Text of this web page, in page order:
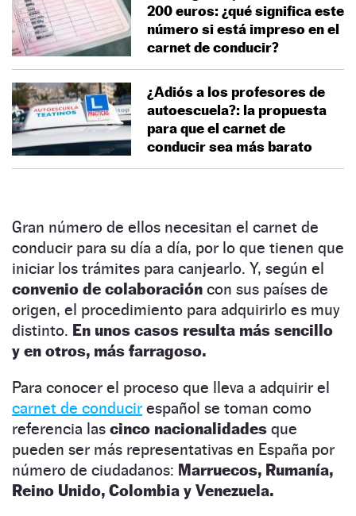
200 euros: ¿qué significa este
número si está impreso en el
carnet de conducir?
¿Adiós a los profesores de
autoescuela?: la propuesta
para que el carnet de
conducir sea más barato
Gran número de ellos necesitan el carnet de
conducir para su día a día, por lo que tienen que
iniciar los trámites para canjearlo. Y, según el
convenio de colaboración con sus países de
origen, el procedimiento para adquirirlo es muy
distinto. En unos casos resulta más sencillo
y en otros, más farragoso.
Para conocer el proceso que lleva a adquirir el
carnet de conducir español se toman como
referencia las cinco nacionalidades que
pueden ser más representativas en España por
número de ciudadanos: Marruecos, Rumanía,
Reino Unido, Colombia y Venezuela.